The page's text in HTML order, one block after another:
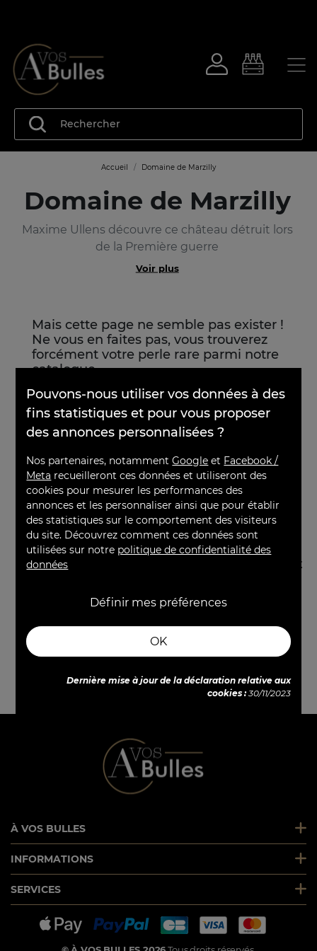
Accueil Domaine de Marzilly
Domaine de Marzilly
Maxime Ullens découvre ce château détruit lors
de la Première guerre
Voir plus
Mais cette page ne semble pas exister !
Ne vous en faites pas, vous trouverez
forcément votre perle rare parmi notre
catalogue.
Effectuez une nouvelle recherche
SERVICE CLIENT FIDÉLITÉ & PARRAINAGE
Commandez en sécurité
À VOS BULLES
INFORMATIONS
SERVICES
Pouvons-nous utiliser vos données à des
fins statistiques et pour vous proposer
des annonces personnalisées ?
Nos partenaires, notammentGoogle et Facebook /
Meta recueilleront ces données et utiliseront des
cookies pour mesurer les performances des
annonces et les personnaliser ainsi que pour établir
des statistiques sur le comportement des visiteurs
du site. Découvrez comment ces données sont
utilisées sur notre politique de confidentialité des
données
OK
Définir mes préférences
Dernière mise à jour de la déclaration relative aux
cookies :30/11/2023